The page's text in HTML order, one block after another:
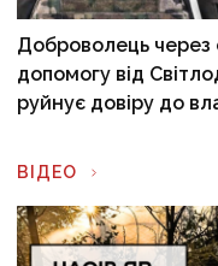
Доброволець через
допомогу від
руйнує довіру до
ВІДЕО